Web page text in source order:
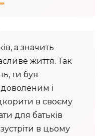
а значить
життя. Так
ти був
і
в своєму
для батьків
в цьому